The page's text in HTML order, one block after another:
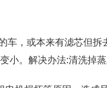
车，或本来有滤芯但拆
。解决办法:清洗掉